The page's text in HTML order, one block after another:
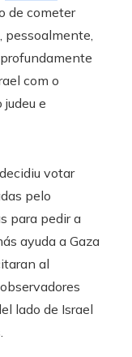
de cometer
com o
e
votar
pelo
para pedir a
ayuda a Gaza
al
lado de Israel